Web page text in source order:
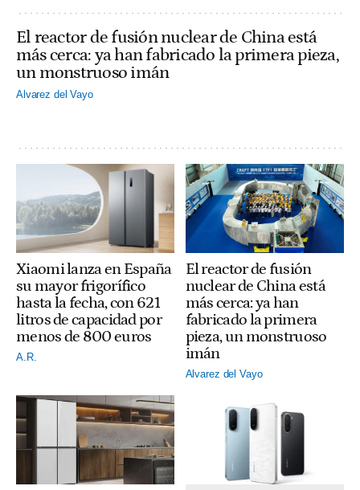
El reactor de fusión nuclear de China está
más cerca: ya han fabricado la primera pieza,
un monstruoso imán
Alvarez del Vayo
Xiaomi lanza en España
su mayor frigorífico
hasta la fecha, con 621
litros de capacidad por
menos de 800 euros
A.R.
El reactor de fusión
nuclear de China está
más cerca: ya han
fabricado la primera
pieza, un monstruoso
imán
Alvarez del Vayo